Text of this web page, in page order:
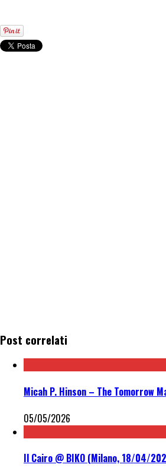
Post correlati
Micah P. Hinson – The Tomorrow
05/05/2026
Il Cairo @ BIKO (Milano, 18/04/